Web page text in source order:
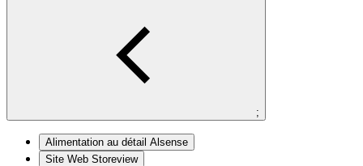
;
Alimentation au détail Alsense
Site Web Storeview